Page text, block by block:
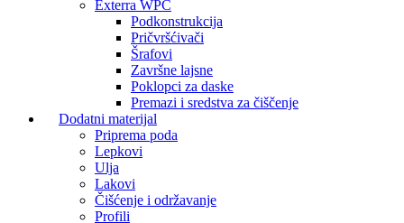
Exterra WPC
Podkonstrukcija
Pričvršćivači
Šrafovi
Završne lajsne
Poklopci za daske
Premazi i sredstva za čiščenje
Dodatni materijal
Priprema poda
Lepkovi
Ulja
Lakovi
Čišćenje i održavanje
Profili